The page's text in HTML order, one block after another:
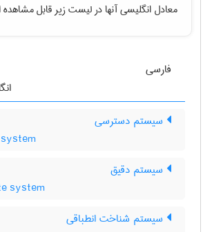
معادل انگلیسی آنها در لیست زیر قابل
فارسی
سیستم دسترسی
سیستم دقیق
system
سیستم شناخت انطباقی